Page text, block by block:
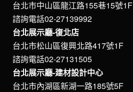
台北市中山區龍江路155巷15號1F
諮詢電話02-27139992
台北展示廳-復北店
台北市松山區復興北路417號1F
諮詢電話02-27131505
台北展示廳-建材設計中心
台北市內湖區新湖一路185號5F